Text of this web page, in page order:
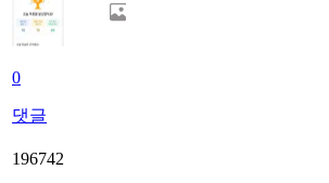
0
댓글
196742